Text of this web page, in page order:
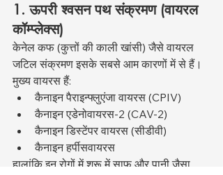
1. ऊपरी श्वसन पथ संक्रमण (वायरल
कॉम्प्लेक्स)
केनेल कफ (कुत्तों की काली खांसी) जैसे वायरल
जटिल संक्रमण इसके सबसे आम कारणों में से हैं।
मुख्य वायरस हैं:
कैनाइन पैराइन्फ्लुएंजा वायरस (CPIV)
कैनाइन एडेनोवायरस-2 (CAV-2)
कैनाइन डिस्टेंपर वायरस (सीडीवी)
कैनाइन हर्पीसवायरस
हालांकि इन रोगों में शुरू में साफ और पानी जैसा